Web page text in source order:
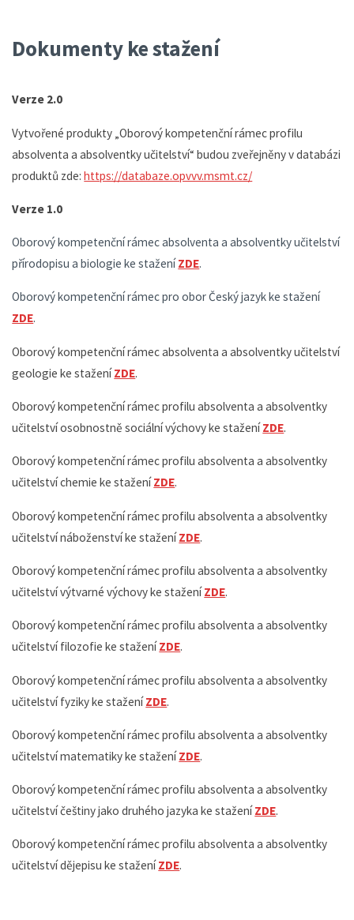
Dokumenty ke stažení
Verze 2.0
Vytvořené produkty „Oborový kompetenční rámec profilu
absolventa a absolventky učitelství“ budou zveřejněny v databázi
produktů zde:https://databaze.opvvv.msmt.cz/
Verze 1.0
Oborový kompetenční rámec absolventa a absolventky učitelství
přírodopisu a biologie ke staženíZDE.
Oborový kompetenční rámec pro obor Český jazyk ke stažení
ZDE.
Oborový kompetenční rámec absolventa a absolventky učitelství
geologie ke staženíZDE.
Oborový kompetenční rámec profilu absolventa a absolventky
učitelství osobnostně sociální výchovy ke staženíZDE.
Oborový kompetenční rámec profilu absolventa a absolventky
učitelství chemie ke staženíZDE.
Oborový kompetenční rámec profilu absolventa a absolventky
učitelství náboženství ke staženíZDE.
Oborový kompetenční rámec profilu absolventa a absolventky
učitelství výtvarné výchovy ke staženíZDE.
Oborový kompetenční rámec profilu absolventa a absolventky
učitelství filozofie ke staženíZDE.
Oborový kompetenční rámec profilu absolventa a absolventky
učitelství fyziky ke staženíZDE.
Oborový kompetenční rámec profilu absolventa a absolventky
učitelství matematiky ke staženíZDE.
Oborový kompetenční rámec profilu absolventa a absolventky
učitelství češtiny jako druhého jazyka ke staženíZDE.
Oborový kompetenční rámec profilu absolventa a absolventky
učitelství dějepisu ke staženíZDE.